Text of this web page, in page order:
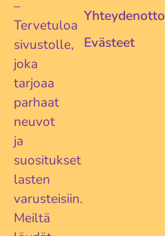
–
Tervetuloa
sivustolle,
joka
tarjoaa
parhaat
neuvot
ja
suositukset
lasten
varusteisiin.
Meiltä
Yhteydenotto
Evästeet